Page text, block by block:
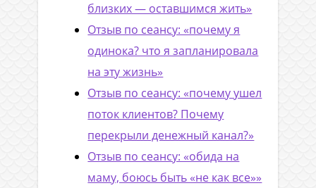
близких — оставшимся жить»
Отзыв по сеансу: «почему я
одинока? что я запланировала
на эту жизнь»
Отзыв по сеансу: «почему ушел
поток клиентов? Почему
перекрыли денежный канал?»
Отзыв по сеансу: «обида на
маму, боюсь быть «не как все»»